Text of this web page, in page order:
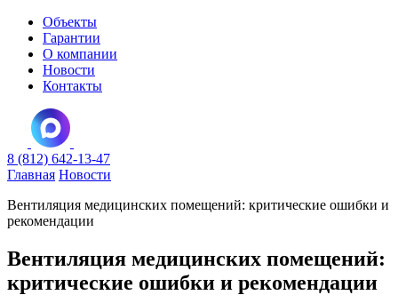
Объекты
Гарантии
О компании
Новости
Контакты
8 (812) 642-13-47
Главная Новости
Вентиляция медицинских помещений: критические ошибки и
рекомендации
Вентиляция медицинских помещений:
критические ошибки и рекомендации